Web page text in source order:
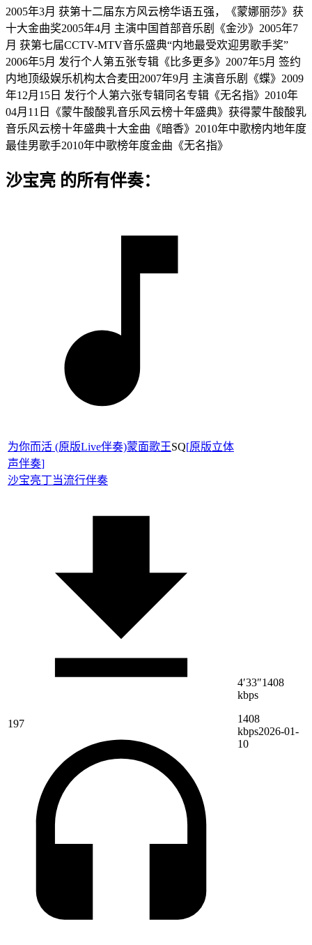
2005年3月 获第十二届东方风云榜华语五强，《蒙娜丽莎》获
十大金曲奖2005年4月 主演中国首部音乐剧《金沙》2005年7
月 获第七届CCTV-MTV音乐盛典“内地最受欢迎男歌手奖”
2006年5月 发行个人第五张专辑《比多更多》2007年5月 签约
内地顶级娱乐机构太合麦田2007年9月 主演音乐剧《蝶》2009
年12月15日 发行个人第六张专辑同名专辑《无名指》2010年
04月11日《蒙牛酸酸乳音乐风云榜十年盛典》获得蒙牛酸酸乳
音乐风云榜十年盛典十大金曲《暗香》2010年中歌榜内地年度
最佳男歌手2010年中歌榜年度金曲《无名指》
沙宝亮 的所有伴奏：
为你而活 (原版Live伴奏)蒙面歌王SQ[原版立体
声伴奏]
沙宝亮丁当流行伴奏
197
4′33″1408
kbps
1408
kbps2026-01-
10